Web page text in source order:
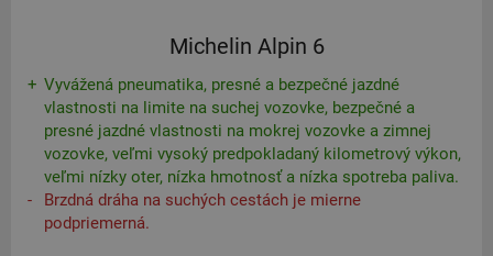
Michelin Alpin 6
Vyvážená pneumatika, presné a bezpečné jazdné
vlastnosti na limite na suchej vozovke, bezpečné a
presné jazdné vlastnosti na mokrej vozovke a zimnej
vozovke, veľmi vysoký predpokladaný kilometrový výkon,
veľmi nízky oter, nízka hmotnosť a nízka spotreba paliva.
Brzdná dráha na suchých cestách je mierne
podpriemerná.